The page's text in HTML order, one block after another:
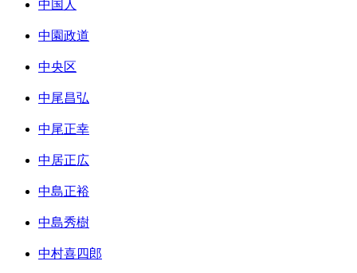
中国人
中園政道
中央区
中尾昌弘
中尾正幸
中居正広
中島正裕
中島秀樹
中村喜四郎